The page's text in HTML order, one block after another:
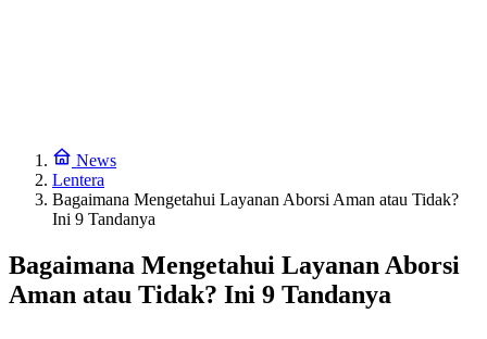
News
Lentera
Bagaimana Mengetahui Layanan Aborsi Aman atau Tidak?
Ini 9 Tandanya
Bagaimana Mengetahui Layanan Aborsi
Aman atau Tidak? Ini 9 Tandanya